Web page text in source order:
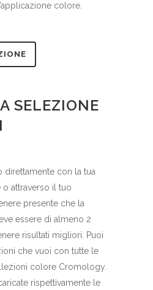
colore.
SELEZIONE
direttamente con la tua
attraverso il tuo
presente che la
essere di almeno 2
risultati migliori. Puoi
che vuoi con tutte le
colore Cromology.
rispettivamente le